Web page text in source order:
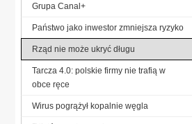
Grupa Canal+
Państwo jako inwestor zmniejsza ryzyko
Rząd nie może ukryć długu
Tarcza 4.0: polskie firmy nie trafią w
obce ręce
Wirus pogrążył kopalnie węgla